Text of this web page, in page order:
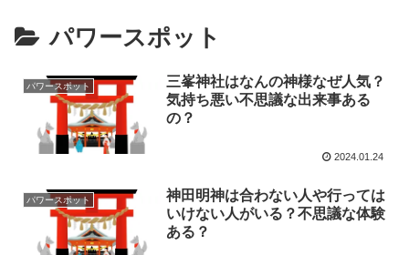
パワースポット
パワースポット
三峯神社はなんの神様なぜ人気？
気持ち悪い不思議な出来事ある
の？
2024.01.24
パワースポット
神田明神は合わない人や行っては
いけない人がいる？不思議な体験
ある？